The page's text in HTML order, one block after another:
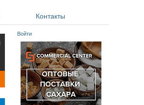
Контакты
Войти